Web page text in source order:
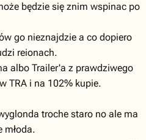
będzie się znim wspinac po
go nieznajdzie a co dopiero
reionach.
albo Trailer'a z prawdziwego
TRA i na 102% kupie.
troche staro no ale ma
młoda.